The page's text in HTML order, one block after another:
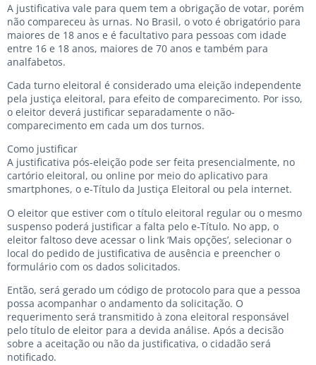
A justificativa vale para quem tem a obrigação de votar, porém
não compareceu às urnas. No Brasil, o voto é obrigatório para
maiores de 18 anos e é facultativo para pessoas com idade
entre 16 e 18 anos, maiores de 70 anos e também para
analfabetos.
Cada turno eleitoral é considerado uma eleição independente
pela justiça eleitoral, para efeito de comparecimento. Por isso,
o eleitor deverá justificar separadamente o não-
comparecimento em cada um dos turnos.
Como justificar
A justificativa pós-eleição pode ser feita presencialmente, no
cartório eleitoral, ou online por meio do aplicativo para
smartphones, o e-Título da Justiça Eleitoral ou pela internet.
O eleitor que estiver com o título eleitoral regular ou o mesmo
suspenso poderá justificar a falta pelo e-Título. No app, o
eleitor faltoso deve acessar o link ‘Mais opções’, selecionar o
local do pedido de justificativa de ausência e preencher o
formulário com os dados solicitados.
Então, será gerado um código de protocolo para que a pessoa
possa acompanhar o andamento da solicitação. O
requerimento será transmitido à zona eleitoral responsável
pelo título de eleitor para a devida análise. Após a decisão
sobre a aceitação ou não da justificativa, o cidadão será
notificado.